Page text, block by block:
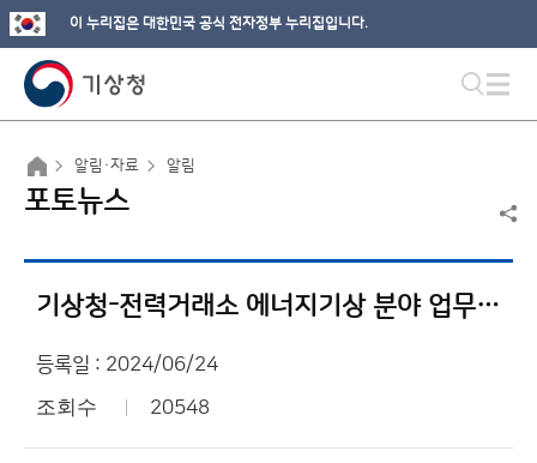
이 누리집은 대한민국 공식 전자정부 누리집입니다.
알림·자료 알림
포토뉴스
기상청-전력거래소 에너지기상 분야 업무협력 협약식
등록일 : 2024/06/24
조회수 20548